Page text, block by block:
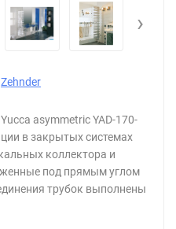
›
Zehnder
asymmetric YAD-170-
в закрытых системах
коллектора и
под прямым углом
трубок выполнены